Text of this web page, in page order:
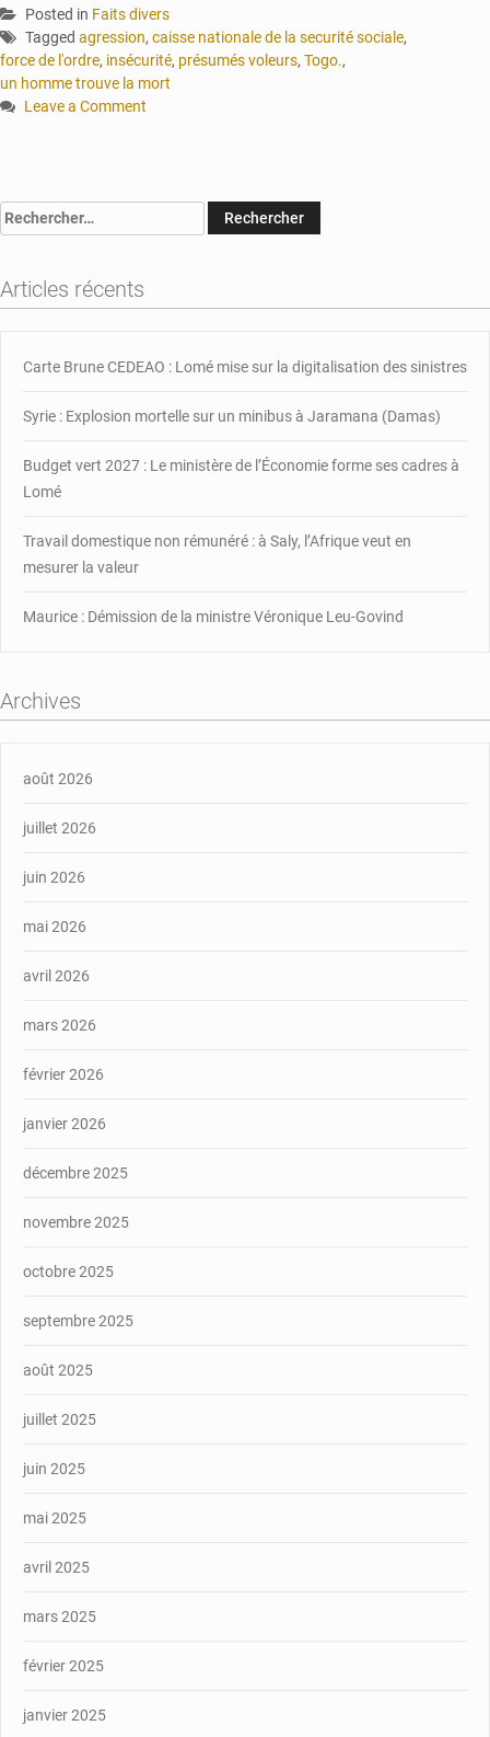
Posted in Faits divers
Tagged agression, caisse nationale de la securité sociale,
force de l'ordre, insécurité, présumés voleurs, Togo.,
un homme trouve la mort
Leave a Comment
homme
mort
suite
une
Rechercher :
Articles récents
Carte Brune CEDEAO : Lomé mise sur la digitalisation des sinistres
Syrie : Explosion mortelle sur un minibus à Jaramana (Damas)
Budget vert 2027 : Le ministère de l’Économie forme ses cadres à
Lomé
Travail domestique non rémunéré : à Saly, l’Afrique veut en
mesurer la valeur
Maurice : Démission de la ministre Véronique Leu-Govind
Archives
août 2026
juillet 2026
juin 2026
mai 2026
avril 2026
mars 2026
février 2026
janvier 2026
décembre 2025
novembre 2025
octobre 2025
septembre 2025
août 2025
juillet 2025
juin 2025
mai 2025
avril 2025
mars 2025
février 2025
janvier 2025